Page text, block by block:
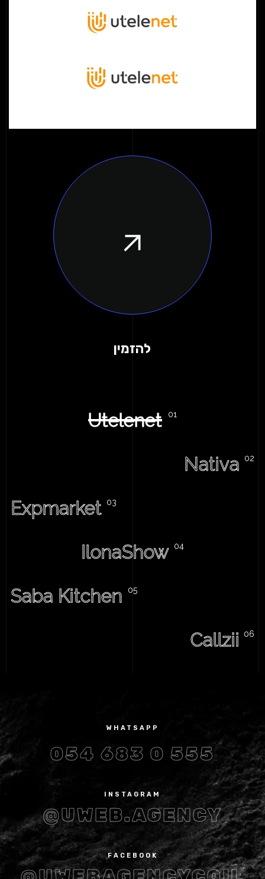
להזמין
Utelenet
Nativa
Expmarket
IlonaShow
Saba Kitchen
Callzii
WHATSAPP
054 683 0 555
INSTAGRAM
@UWEB.AGENCY
FACEBOOK